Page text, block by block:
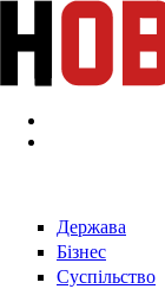
Перейти к
Держава
Бізнес
Суспільство